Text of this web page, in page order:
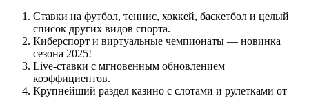
Ставки на футбол, теннис, хоккей, баскетбол и целый
список других видов спорта.
Киберспорт и виртуальные чемпионаты — новинка
сезона 2025!
Live-ставки с мгновенным обновлением
коэффициентов.
Крупнейший раздел казино с слотами и рулетками от